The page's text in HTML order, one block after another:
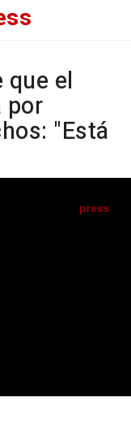
que el
por
"Está